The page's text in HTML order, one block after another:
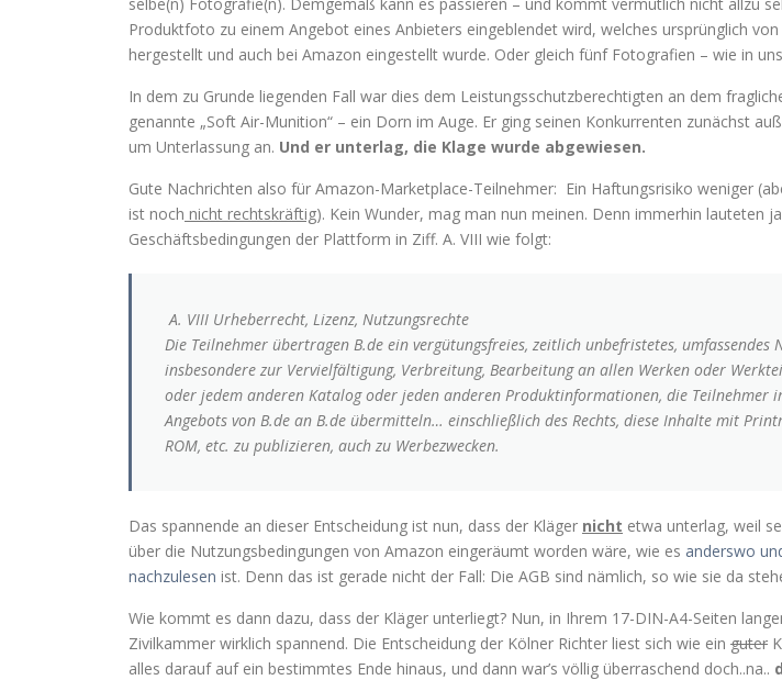
Produktfoto zu einem Angebot eines Anbieters eingeblendet wird, welches ursprünglich
hergestellt und auch bei Amazon eingestellt wurde. Oder gleich fünf Fotografien – wie in
In dem zu Grunde liegenden Fall war dies dem Leistungsschutzberechtigten an dem
genannte „Soft Air-Munition“ – ein Dorn im Auge. Er ging seinen Konkurrenten zunächst
um Unterlassung an. Und er unterlag, die Klage wurde abgewiesen.
Gute Nachrichten also für Amazon-Marketplace-Teilnehmer: Ein Haftungsrisiko weniger
ist noch nicht rechtskräftig). Kein Wunder, mag man nun meinen. Denn immerhin lauteten
Geschäftsbedingungen der Plattform in Ziff. A. VIII wie folgt:
A. VIII Urheberrecht, Lizenz, Nutzungsrechte
Die Teilnehmer übertragen B.de ein vergütungsfreies, zeitlich unbefristetes, umfassendes
insbesondere zur Vervielfältigung, Verbreitung, Bearbeitung an allen Werken oder
oder jedem anderen Katalog oder jeden anderen Produktinformationen, die Teilnehmer
Angebots von B.de an B.de übermitteln… einschließlich des Rechts, diese Inhalte mit
ROM, etc. zu publizieren, auch zu Werbezwecken.
Das spannende an dieser Entscheidung ist nun, dass der Kläger nicht etwa unterlag, weil
über die Nutzungsbedingungen von Amazon eingeräumt worden wäre, wie es anderswo
nachzulesen ist. Denn das ist gerade nicht der Fall: Die AGB sind nämlich, so wie sie da
Wie kommt es dann dazu, dass der Kläger unterliegt? Nun, in Ihrem 17-DIN-A4-Seiten
Zivilkammer wirklich spannend. Die Entscheidung der Kölner Richter liest sich wie ein guter
alles darauf auf ein bestimmtes Ende hinaus, und dann war’s völlig überraschend doch..na..